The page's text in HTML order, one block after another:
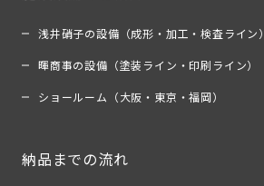
浅井硝子の設備（成形・加工・検査ライン）
暉商事の設備（塗装ライン・印刷ライン）
ショールーム（大阪・東京・福岡）
納品までの流れ